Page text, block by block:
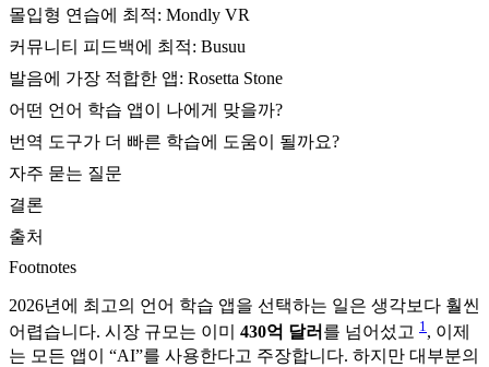
몰입형 연습에 최적: Mondly VR
커뮤니티 피드백에 최적: Busuu
발음에 가장 적합한 앱: Rosetta Stone
어떤 언어 학습 앱이 나에게 맞을까?
번역 도구가 더 빠른 학습에 도움이 될까요?
자주 묻는 질문
결론
출처
Footnotes
2026년에 최고의 언어 학습 앱을 선택하는 일은 생각보다 훨씬
어렵습니다. 시장 규모는 이미 430억 달러 를 넘어섰고 1, 이제
는 모든 앱이 “AI”를 사용한다고 주장합니다. 하지만 대부분의